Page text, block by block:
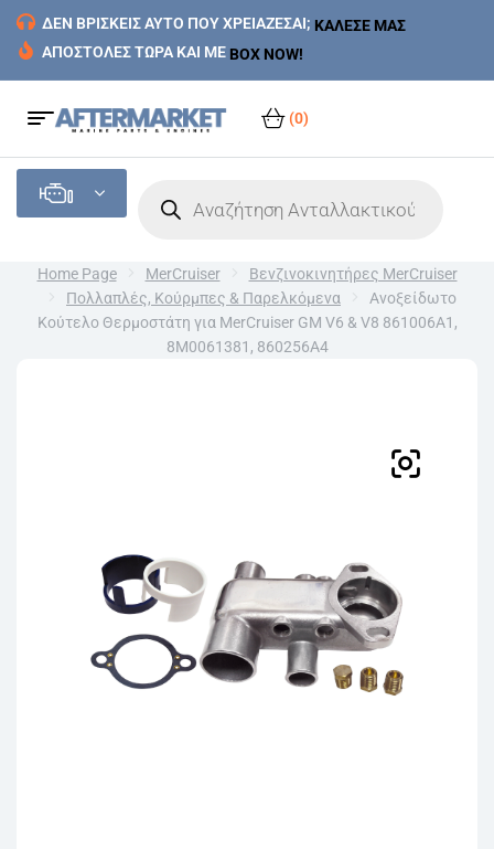
ΔΕΝ ΒΡΙΣΚΕΙΣ ΑΥΤΟ ΠΟΥ ΧΡΕΙΑΖΕΣΑΙ; ΚΑΛΕΣΕ ΜΑΣ
ΑΠΟΣΤΟΛΕΣ ΤΩΡΑ ΚΑΙ ΜΕ BOX NOW!
(0)
Home Page MerCruiser
Βενζινοκινητήρες MerCruiser
Πολλαπλές, Κούρμπες & Παρελκόμενα
Ανοξείδωτο
Κούτελο Θερμοστάτη για MerCruiser GM V6 & V8 861006A1,
8M0061381, 860256A4